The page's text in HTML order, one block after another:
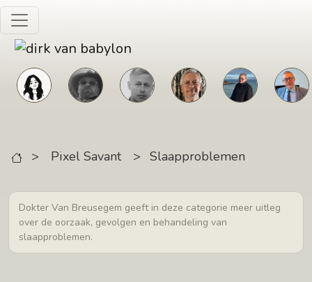
Skip to main content
> Pixel Savant > Slaapproblemen
Dokter Van Breusegem geeft in deze categorie meer uitleg
over de oorzaak, gevolgen en behandeling van
slaapproblemen.